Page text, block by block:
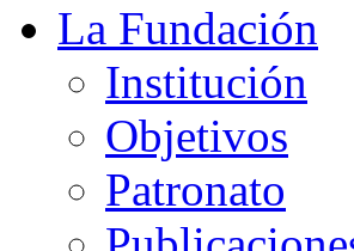
La Fundación
Institución
Objetivos
Patronato